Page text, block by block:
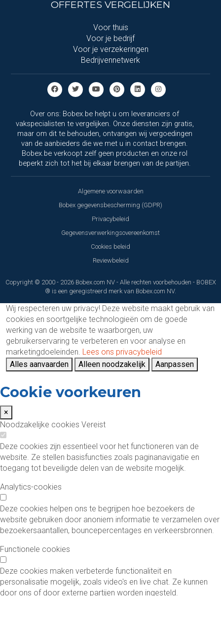
OFFERTES VERGELIJKEN
Voor thuis
Voor je bedrijf
Voor je verzekeringen
Bedrijvennetwerk
Over ons: Bobex.be helpt u om leveranciers of
vakspecialisten te vergelijken. Onze diensten zijn gratis,
maar om dit te behouden, ontvangen wij vergoedingen
van de aanbieders die we met u in contact brengen.
Bobex.be verkoopt zelf geen producten en onze rol
beperkt zich tot het bij elkaar brengen van de partijen.
Algemene voorwaarden
Bobex gegevensbescherming (GDPR)
Privacybeleid
Gegevensverwerkingsovereenkomst
Cookies beleid
Reviewbeleid
Copyright © 2000 - 2026 Bobex.com NV - Alle rechten voorbehouden - BOBEX
® is een geregistreerd merk van Bobex.com NV.
Wij respecteren uw privacy! Deze website maakt gebruik van
cookies en soortgelijke technologieën om de goede
werking van de website te waarborgen, uw
gebruikerservaring te verbeteren en voor analyse en
marketingdoeleinden. Lees ons privacybeleid
Alles aanvaarden
Alleen noodzakelijk Aanpassen
Cookie voorkeuren
×
Noodzakelijke cookies Vereist
Deze cookies zijn essentieel voor het functioneren van de
website. Ze stellen basisfuncties zoals paginanavigatie en
toegang tot beveiligde delen van de website mogelijk.
Analytics-cookies
Deze cookies helpen ons te begrijpen hoe bezoekers de
website gebruiken door anoniem informatie te verzamelen over
bezoekersaantallen, bouncepercentages en verkeersbronnen.
Functionele cookies
Deze cookies maken verbeterde functionaliteit en
personalisatie mogelijk, zoals video's en live chat. Ze kunnen
door ons of door externe partijen worden ingesteld.